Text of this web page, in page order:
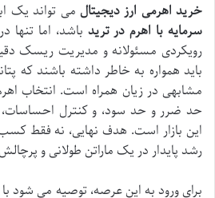
خرید اهرمی ارز دیجیتال می تواند یک
سرمایه با اهرم در ترید باشد، اما تنها
رویکردی مسئولانه و مدیریت ریسک
باید همواره به خاطر داشته باشند که
مشابهی در زیان همراه است. انتخاب
حد ضرر و حد سود، و کنترل احساسات،
این بازار است. هدف نهایی، نه فقط
رشد پایدار در یک ماراتن طولانی و
برای ورود به این عرصه، توصیه می شود